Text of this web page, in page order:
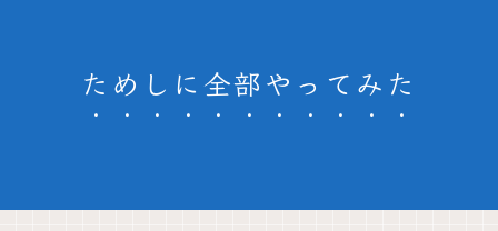
ためしに全部やってみた